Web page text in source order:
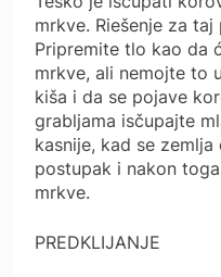
mrkve. Riešenje za taj
Pripremite tlo kao da
mrkve, ali nemojte to
kiša i da se pojave
grabljama isčupajte
kasnije, kad se
postupak i nakon
mrkve.
PREDKLIJANJE